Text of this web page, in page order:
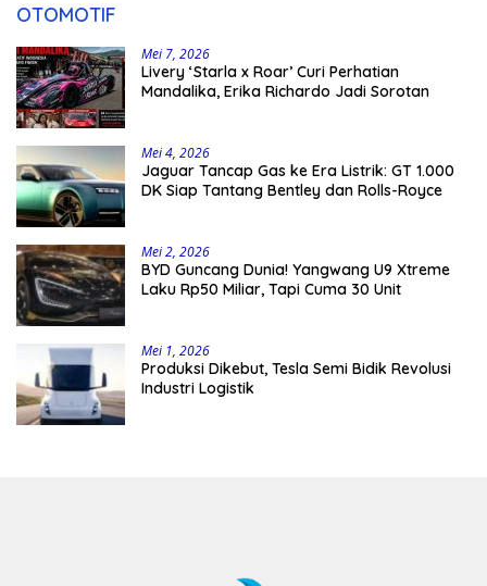
OTOMOTIF
Mei 7, 2026
Livery ‘Starla x Roar’ Curi Perhatian
Mandalika, Erika Richardo Jadi Sorotan
Mei 4, 2026
Jaguar Tancap Gas ke Era Listrik: GT 1.000
DK Siap Tantang Bentley dan Rolls-Royce
Mei 2, 2026
BYD Guncang Dunia! Yangwang U9 Xtreme
Laku Rp50 Miliar, Tapi Cuma 30 Unit
Mei 1, 2026
Produksi Dikebut, Tesla Semi Bidik Revolusi
Industri Logistik